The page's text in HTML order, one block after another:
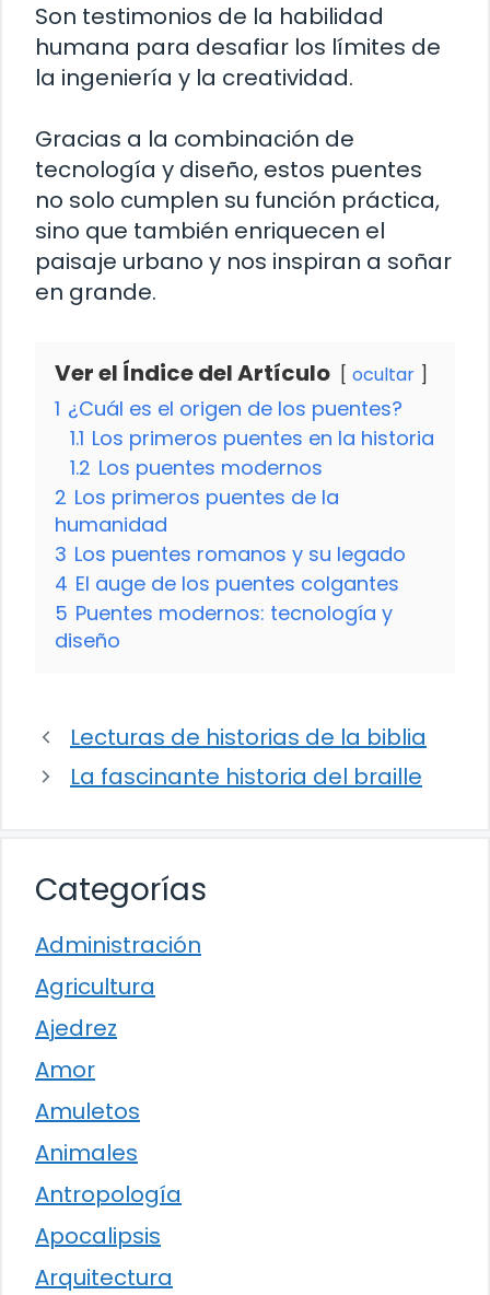
Son testimonios de la habilidad
humana para desafiar los límites de
la ingeniería y la creatividad.
Gracias a la combinación de
tecnología y diseño, estos puentes
no solo cumplen su función práctica,
sino que también enriquecen el
paisaje urbano y nos inspiran a soñar
en grande.
Ver el Índice del Artículo ocultar
1 ¿Cuál es el origen de los puentes?
1.1 Los primeros puentes en la historia
1.2 Los puentes modernos
2 Los primeros puentes de la
humanidad
3 Los puentes romanos y su legado
4 El auge de los puentes colgantes
5 Puentes modernos: tecnología y
diseño
Lecturas de historias de la biblia
La fascinante historia del braille
Categorías
Administración
Agricultura
Ajedrez
Amor
Amuletos
Animales
Antropología
Apocalipsis
Arquitectura